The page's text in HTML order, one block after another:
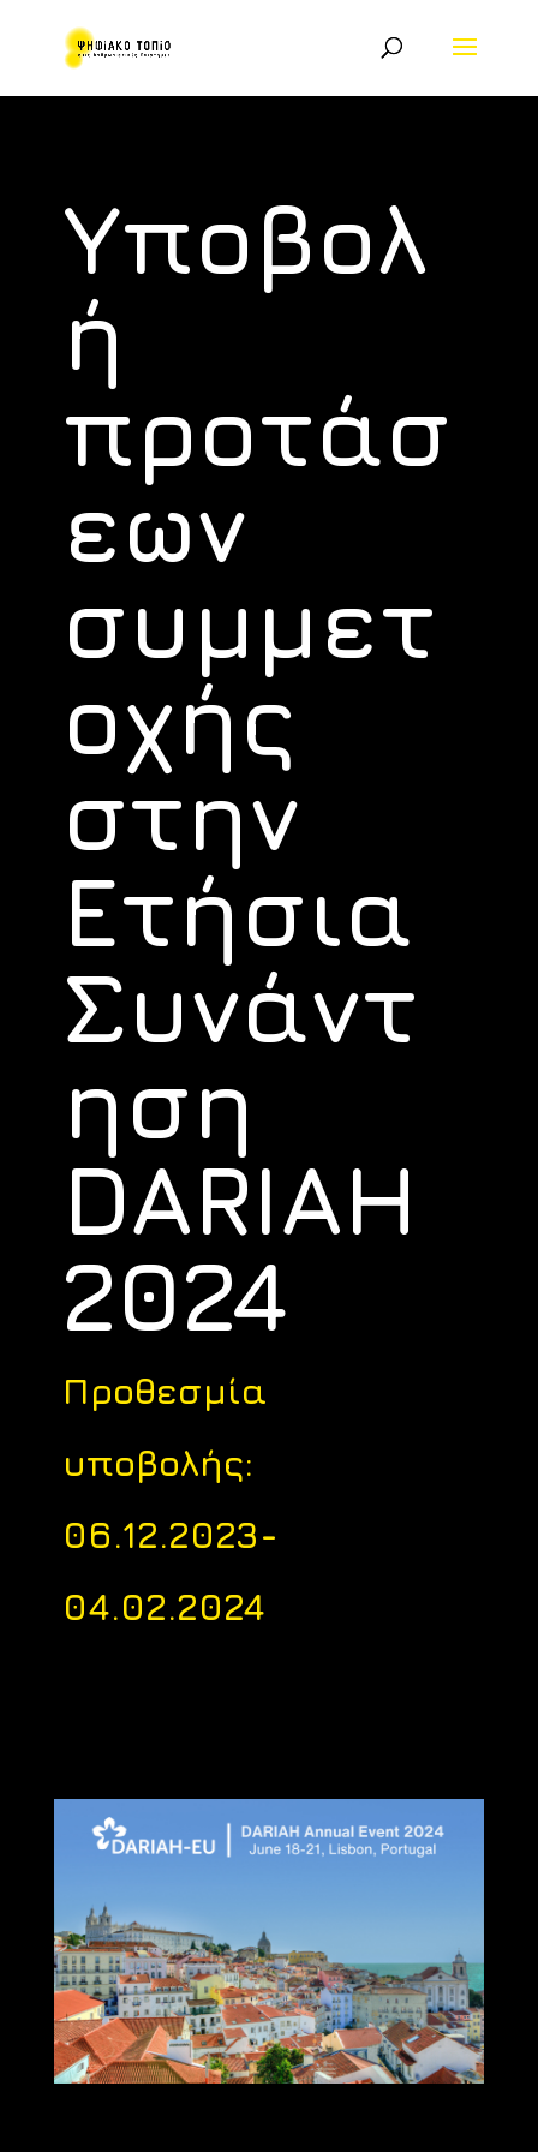
Υποβολ
ή
προτάσ
εων
συμμετ
οχής
στην
Ετήσια
Συνάντ
ηση
DARIAH
2024
Προθεσμία
υποβολής:
06.12.2023-
04.02.2024